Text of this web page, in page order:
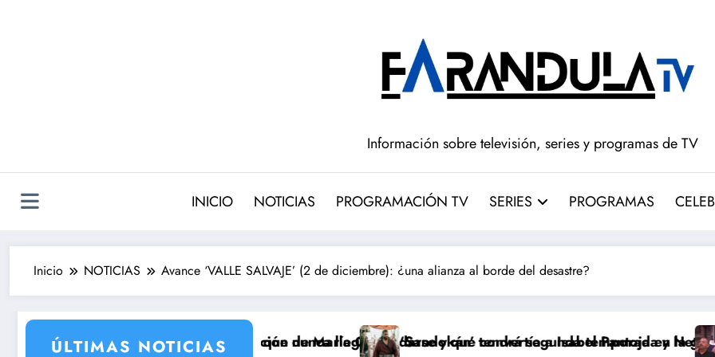
Información sobre televisión, series y programas de TV
INICIO NOTICIAS PROGRAMACIÓN TV SERIES PROGRAMAS
Inicio NOTICIAS Avance ‘VALLE SALVAJE’ (2 de diciembre): ¿una alianza al borde del desastre?
ÚLTIMAS NOTICIAS
la incorporación de María Castro
Ordóñez que nunca llegó a rodarse y que convertía a Isabel Pantoja en la gran antagonista
‘Sandokán’ tendrá segunda temporada y Netflix cambia el futuro de
Pepón y Edu caen